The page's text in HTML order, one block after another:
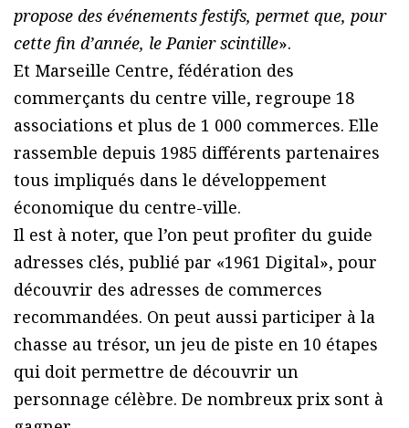
propose des événements festifs, permet que, pour
cette fin d’année, le Panier scintille».
Et Marseille Centre, fédération des
commerçants du centre ville, regroupe 18
associations et plus de 1 000 commerces. Elle
rassemble depuis 1985 différents partenaires
tous impliqués dans le développement
économique du centre-ville.
Il est à noter, que l’on peut profiter du guide
adresses clés, publié par «1961 Digital», pour
découvrir des adresses de commerces
recommandées. On peut aussi participer à la
chasse au trésor, un jeu de piste en 10 étapes
qui doit permettre de découvrir un
personnage célèbre. De nombreux prix sont à